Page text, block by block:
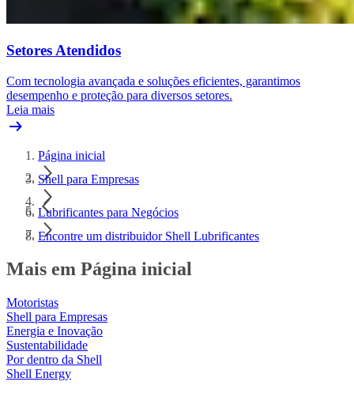
Setores Atendidos
Com tecnologia avançada e soluções eficientes, garantimos
desempenho e proteção para diversos setores.
Leia mais
Página inicial
Shell para Empresas
Lubrificantes para Negócios
Encontre um distribuidor Shell Lubrificantes
Mais em Página inicial
Motoristas
Shell para Empresas
Energia e Inovação
Sustentabilidade
Por dentro da Shell
Shell Energy